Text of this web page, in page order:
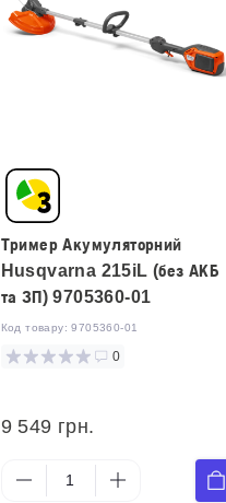
Тример Акумуляторний
Husqvarna 215iL (без АКБ
та ЗП) 9705360-01
Код товару:9705360-01
0
9 549 грн.